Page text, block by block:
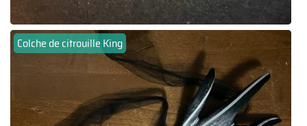
Colche de citrouille King